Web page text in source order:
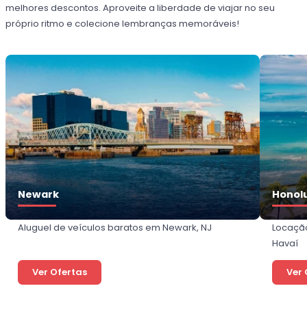
melhores descontos. Aproveite a liberdade de viajar no seu
próprio ritmo e colecione lembranças memoráveis!
Newark
Aluguel de veículos baratos em Newark, NJ
Ver Ofertas
Havaí
Ver